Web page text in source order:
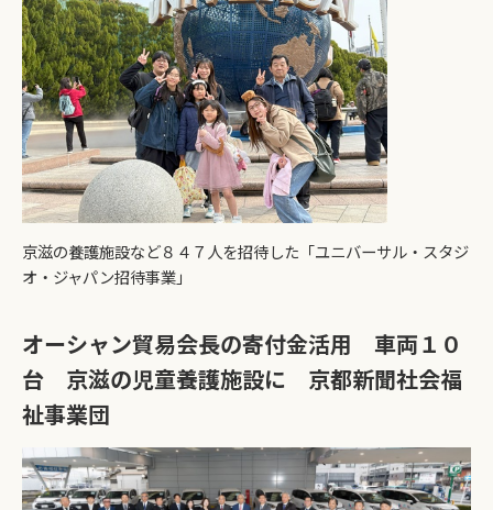
京滋の養護施設など８４７人を招待した「ユニバーサル・スタジ
オ・ジャパン招待事業」
オーシャン貿易会長の寄付金活用 車両１０
台 京滋の児童養護施設に 京都新聞社会福
祉事業団